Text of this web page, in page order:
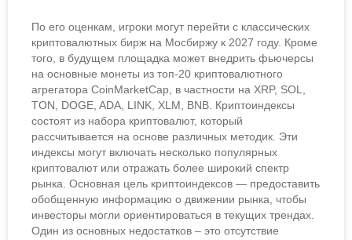
По его оценкам, игроки могут перейти с классических
криптовалютных бирж на Мосбиржу к 2027 году. Кроме
того, в будущем площадка может внедрить фьючерсы
на основные монеты из топ-20 криптовалютного
агрегатора CoinMarketCap, в частности на XRP, SOL,
TON, DOGE, ADA, LINK, XLM, BNB. Криптоиндексы
состоят из набора криптовалют, который
рассчитывается на основе различных методик. Эти
индексы могут включать несколько популярных
криптовалют или отражать более широкий спектр
рынка. Основная цель криптоиндексов — предоставить
обобщенную информацию о движении рынка, чтобы
инвесторы могли ориентироваться в текущих трендах.
Один из основных недостатков – это отсутствие